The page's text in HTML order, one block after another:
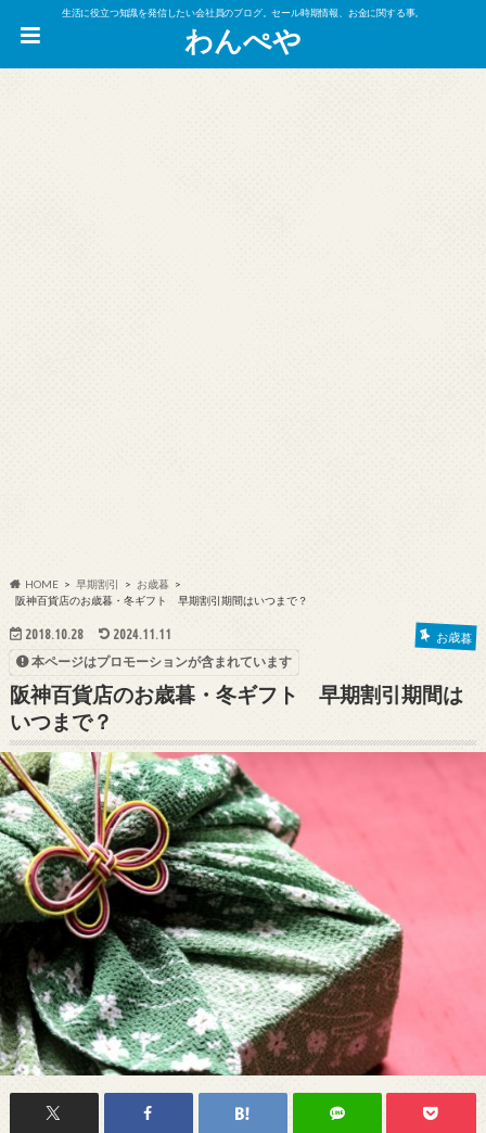
生活に役立つ知識を発信したい会社員のブログ。セール時期情報、お金に関する事。
わんぺや
HOME 早期割引
お歳暮
阪神百貨店のお歳暮・冬ギフト 早期割引期間はいつまで？
2018.10.28 2024.11.11 お歳暮
本ページはプロモーションが含まれています
阪神百貨店のお歳暮・冬ギフト 早期割引期間は
いつまで？